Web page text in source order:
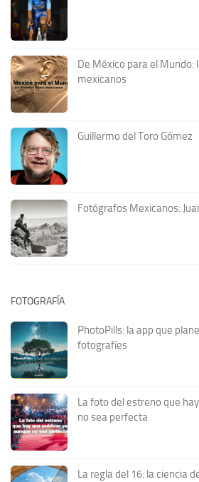
De México para el Mundo:
mexicanos
Guillermo del Toro Gómez
Fotógrafos Mexicanos:
FOTOGRAFÍA
PhotoPills: la app que
fotografíes
La foto del estreno que
no sea perfecta
La regla del 16: la ciencia